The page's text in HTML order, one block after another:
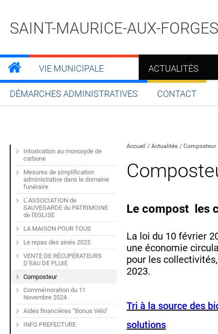
SAINT-MAURICE-AUX-FORGES
VIE MUNICIPALE ACTUALITÉS
DÉMARCHES ADMINISTRATIVES CONTACT
Accueil Actualités Composteur
Le compost les
La loi du 10 février
une économie
pour les
2023.
Tri à la source des
solutions
Intoxication au monoxyde de
carbone
Mesures de simplification
administrative dans le domaine
funéraire
L' ASSOCIATION de
SAUVEGARDE du PATRIMOINE
de l'EGLISE
LA MAISON POUR TOUS
Le repas des ainés 2025
VENTE DE RÉCUPÉRATEURS
D’EAU DE PLUIE
Composteur
Commémoration du 11
Novembre 2024
Aides financières “Bonus Vélo”
INFO PREFECTURE